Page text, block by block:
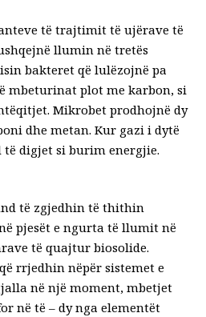
të trajtimit të ujërave të
llumin në tretës
bakteret që lulëzojnë pa
mbeturinat plot me karbon, si
Mikrobet prodhojnë dy
dhe metan. Kur gazi i dytë
digjet si burim energjie.
të zgjedhin të thithin
pjesët e ngurta të llumit në
të quajtur biosolide.
rrjedhin nëpër sistemet e
në një moment, mbetjet
në të – dy nga elementët